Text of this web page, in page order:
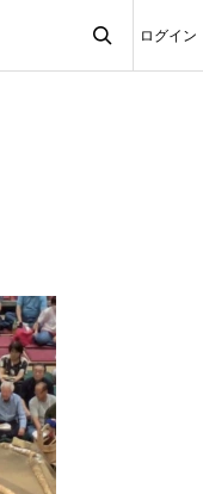
ログイン